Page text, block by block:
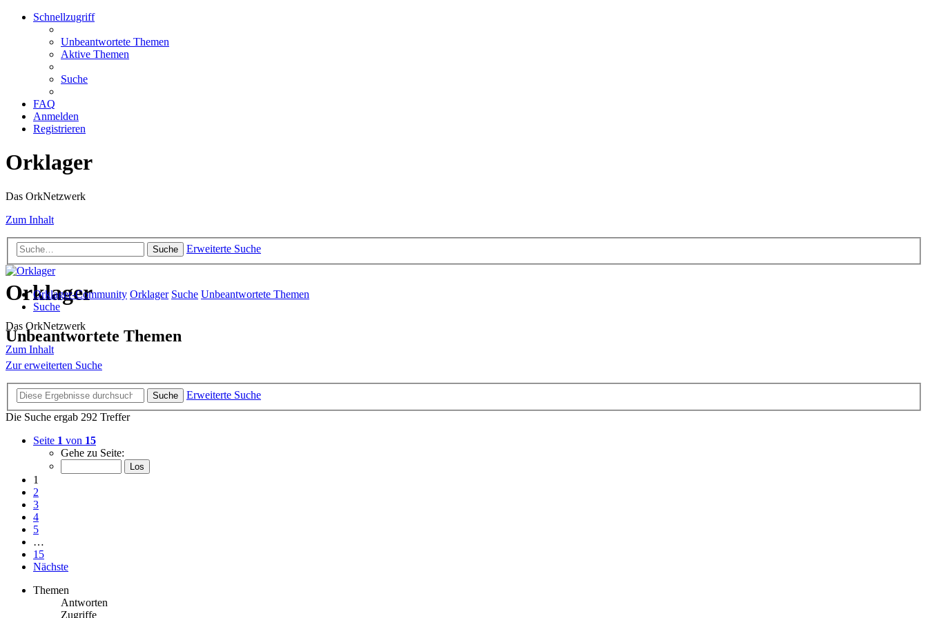
Schnellzugriff
Unbeantwortete Themen
Aktive Themen
Suche
FAQ
Anmelden
Registrieren
Orklager
Das OrkNetzwerk
Zum Inhalt
Suche Erweiterte Suche
Orklager
Das OrkNetzwerk
Zum Inhalt
Orklager-Community Orklager Suche Unbeantwortete Themen
Suche
Unbeantwortete Themen
Zur erweiterten Suche
Suche
Erweiterte Suche
Die Suche ergab 292 Treffer
Seite 1 von 15
Gehe zu Seite:
1
2
3
4
5
…
15
Nächste
Themen
Antworten
Zugriffe